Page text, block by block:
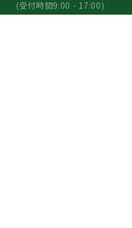
(受付時間9:00 - 17:00)